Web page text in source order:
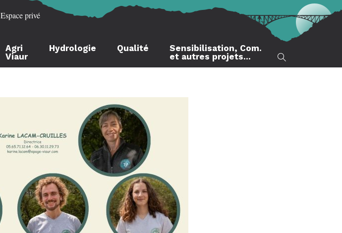
Espace privé
Agri
Viaur
Hydrologie Qualité
Sensibilisation, Com.
et autres projets…